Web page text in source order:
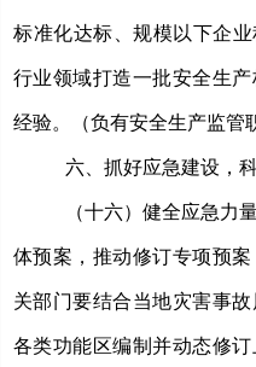
标准化达标、规模以下企
行业领域打造一批安全生
经验。（负有安全生产监管
六、抓好应急建设，
（十六）健全应急力
体预案，推动修订专项预
关部门要结合当地灾害事
各类功能区编制并动态修